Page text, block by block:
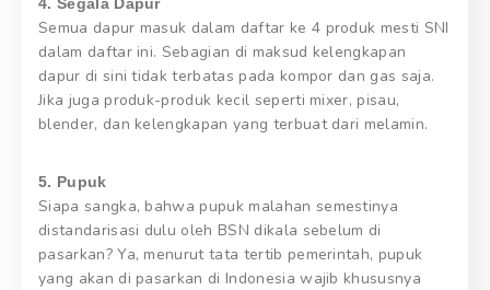
Semua dapur masuk dalam daftar ke 4 produk mesti SNI
dalam daftar ini. Sebagian di maksud kelengkapan
dapur di sini tidak terbatas pada kompor dan gas saja.
Jika juga produk-produk kecil seperti mixer, pisau,
blender, dan kelengkapan yang terbuat dari melamin.
5. Pupuk
Siapa sangka, bahwa pupuk malahan semestinya
distandarisasi dulu oleh BSN dikala sebelum di
pasarkan? Ya, menurut tata tertib pemerintah, pupuk
yang akan di pasarkan di Indonesia wajib khususnya